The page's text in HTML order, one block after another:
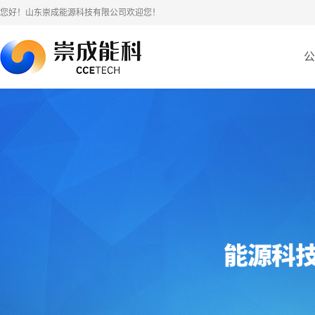
您好！山东崇成能源科技有限公司欢迎您！